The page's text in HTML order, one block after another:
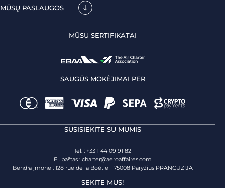
MŪSŲ PASLAUGOS
MŪSŲ SERTIFIKATAI
SAUGŪS MOKĖJIMAI PER
SUSISIEKITE SU MUMIS
Tel. : +33 1 44 09 91 82
El. paštas : charter@aeroaffaires.com
Bendra įmonė : 128 rue de la Boétie 75008 Paryžius PRANCŪZIJA
SEKITE MUS!